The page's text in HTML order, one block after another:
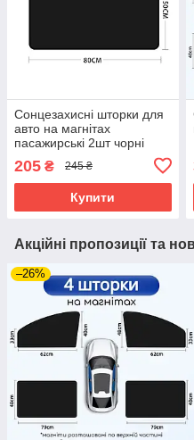
Сонцезахисні шторки для
авто на магнітах
пасажирські 2шт чорні
205 ₴ 245 ₴
Купити
Акційні пропозиції та
–26%